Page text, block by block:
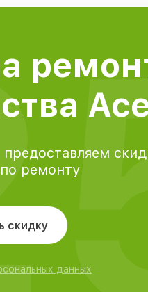
ремонту
скидку
данных